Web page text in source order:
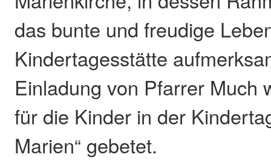
das bunte und freudige
Kindertagesstätte
Einladung von Pfarrer Much
für die Kinder in der
Marien“ gebetet.